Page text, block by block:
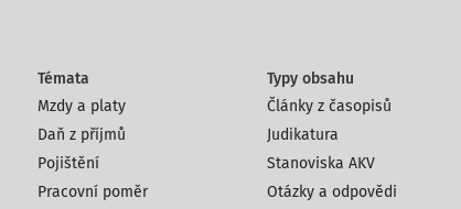
Témata
Mzdy a platy
Daň z příjmů
Pojištění
Pracovní poměr
Typy obsahu
Články z časopisů
Judikatura
Stanoviska AKV
Otázky a odpovědi